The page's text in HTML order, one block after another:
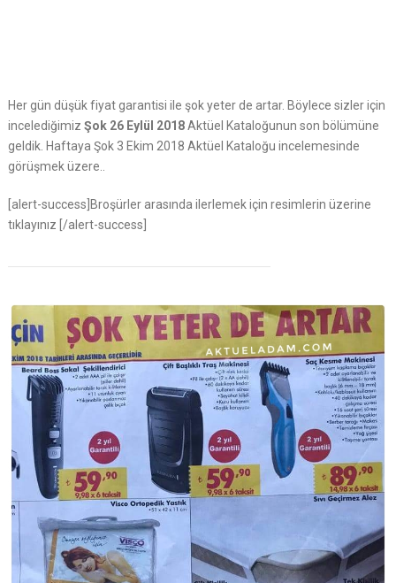
Her gün düşük fiyat garantisi ile şok yeter de artar. Böylece sizler için
incelediğimiz Şok 26 Eylül 2018Aktüel Kataloğunun son bölümüne
geldik. Haftaya Şok 3 Ekim 2018 Aktüel Kataloğu incelemesinde
görüşmek üzere..
[alert-success]Broşürler arasında ilerlemek için resimlerin üzerine
tıklayınız [/alert-success]